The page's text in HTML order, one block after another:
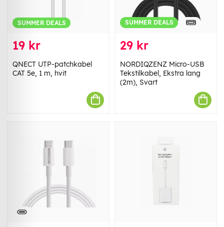
SUMMER DEALS
19 kr
QNECT UTP-patchkabel
CAT 5e, 1 m, hvit
SUMMER DEALS
29 kr
NORDIQZENZ Micro-USB
Tekstilkabel, Ekstra lang
(2m), Svart